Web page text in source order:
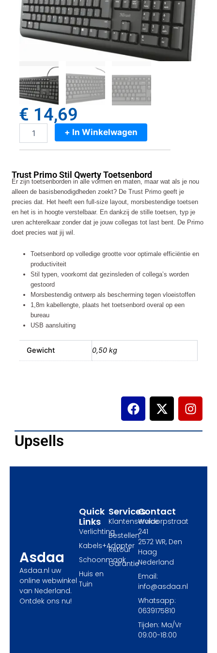
€ 14,69
Trust
Toetsenbord
aantal
+ In Winkelwagen
Trust Primo Stil Qwerty Toetsenbord
Er zijn toetsenborden in alle vormen en maten, maar wat als je nou
alleen de basisbenodigdheden zoekt? De Trust Primo geeft je
precies dat. Het heeft een full-size layout, morsbestendige toetsen
en het is in hoogte verstelbaar. En dankzij de stille toetsen, typ je
uren achterelkaar zonder dat je jouw collegas tot last bent. De Primo
doet precies wat jij wil.
Toetsenbord op volledige grootte voor optimale efficiëntie en
productiviteit
Stil typen, voorkomt dat gezinsleden of collega’s worden
gestoord
Morsbestendig ontwerp als bescherming tegen vloeistoffen
1,8m kabellengte, plaats het toetsenbord overal op een
bureau
USB aansluiting
Gewicht 0,50 kg
F
a
o
X
-
t
I
n
g
Upsells
Asdaa
Asdaa.nl uw
online webwinkel
van Nederland.
Ontdek ons nu!
Services
Klantenservice
Bestellen
Retour
Garantie
Quick
Links
Verlichting
Kabels+Adapter
Schoonmaak
Huis en
Tuin
Contact
Waldorpstraat
241
2572 WR, Den
Haag
Nederland
Email:
info@asdaa.nl
Whatsapp:
0639175810
Tijden: Ma/Vr
09:00-18:00